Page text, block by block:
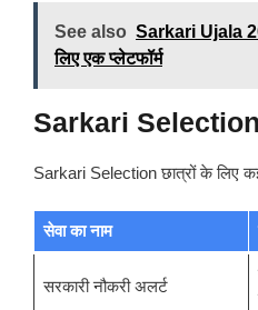
See also Sarkari Ujala
लिए एक प्लेटफॉर्म
Sarkari Selection
Sarkari Selection छात्रों के लिए
सेवा का नाम
सरकारी नौकरी अलर्ट